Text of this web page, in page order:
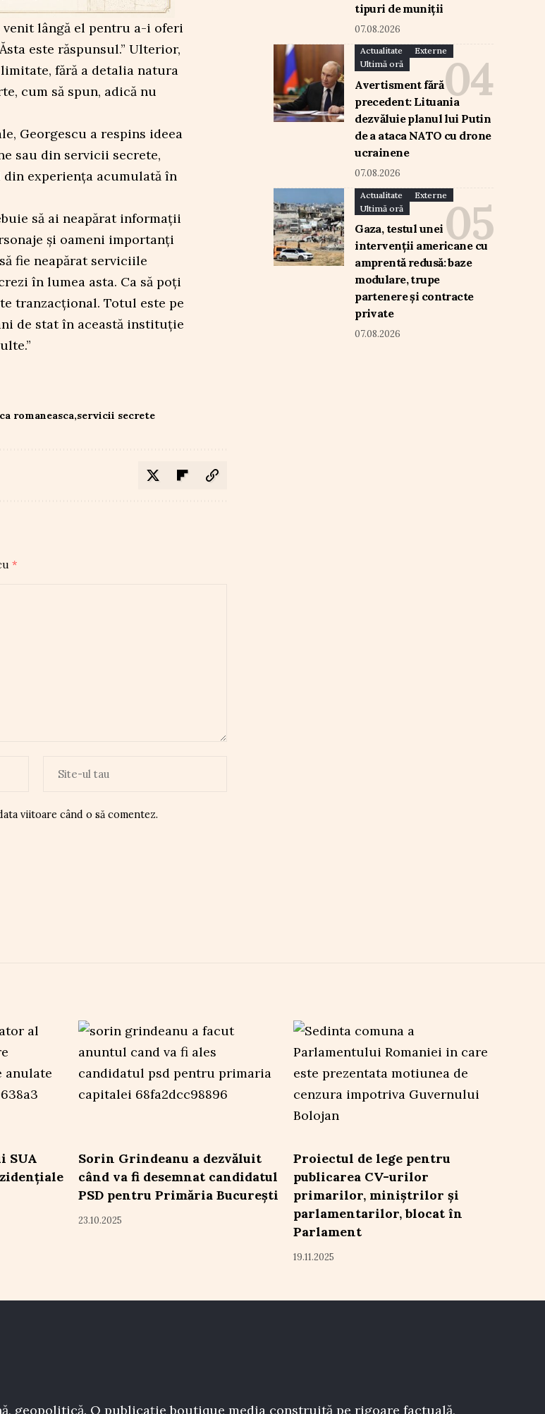
venit lângă el pentru a-i oferi
este răspunsul.” Ulterior,
fără a detalia natura
cum să spun, adică nu
Georgescu a respins ideea
sau din servicii secrete,
experiența acumulată în
să ai neapărat informații
și oameni importanți
fie neapărat serviciile
în lumea asta. Ca să poți
tranzacțional. Totul este pe
de stat în această instituție
romaneasca servicii secrete
*
viitoare când o să comentez.
tipuri de muniții
07.08.2026
Actualitate
Externe
Ultimă oră
Avertisment fără
precedent: Lituania
dezvăluie planul lui Putin
de a ataca NATO cu drone
ucrainene
07.08.2026
Actualitate
Externe
Ultimă oră
Gaza, testul unei
intervenții americane cu
amprentă redusă: baze
modulare, trupe
partenere și contracte
private
07.08.2026
SUA
Sorin Grindeanu a dezvăluit
când va fi desemnat candidatul
PSD pentru Primăria București
23.10.2025
Proiectul de lege pentru
publicarea CV-urilor
primarilor, miniștrilor și
parlamentarilor, blocat în
Parlament
19.11.2025
geopolitică. O publicație boutique media construită pe rigoare factuală,